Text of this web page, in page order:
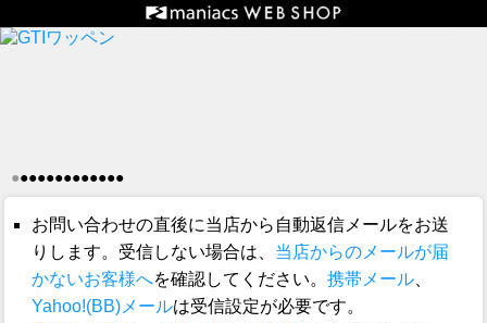
●●●●●●●●●●●●●
お問い合わせの直後に当店から自動返信メールをお送
りします。受信しない場合は、 当店からのメールが届
かないお客様へを確認してください。 携帯メール、
Yahoo!(BB)メールは受信設定が必要です。